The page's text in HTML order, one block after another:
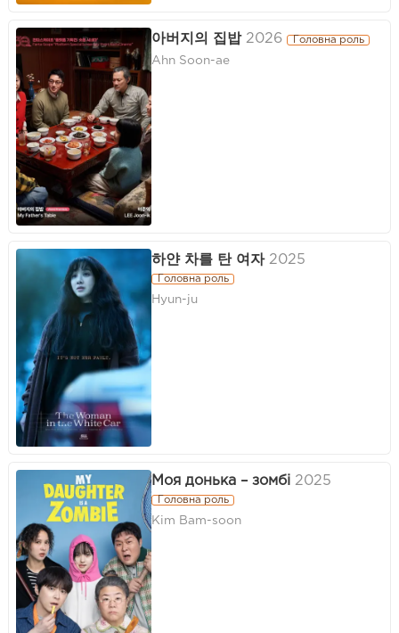
아버지의 집밥 2026 Головна роль
Ahn Soon-ae
하얀 차를 탄 여자 2025
Головна роль
Hyun-ju
Моя донька – зомбі 2025
Головна роль
Kim Bam-soon